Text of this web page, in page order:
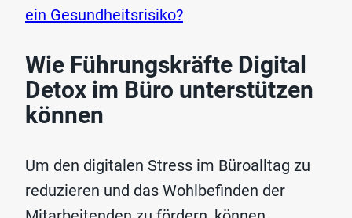
ein Gesundheitsrisiko?
Wie Führungskräfte Digital
Detox im Büro unterstützen
können
Um den digitalen Stress im Büroalltag zu
reduzieren und das Wohlbefinden der